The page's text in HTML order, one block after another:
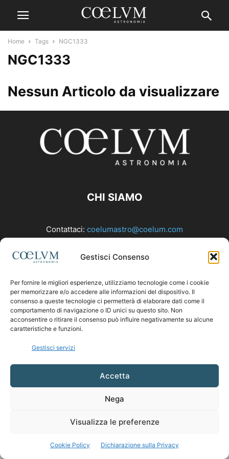
Gestisci Consenso
Per fornire le migliori esperienze, utilizziamo tecnologie come i cookie
per memorizzare e/o accedere alle informazioni del dispositivo. Il
consenso a queste tecnologie ci permetterà di elaborare dati come il
comportamento di navigazione o ID unici su questo sito. Non
acconsentire o ritirare il consenso può influire negativamente su alcune
caratteristiche e funzioni.
Gestisci servizi
Accetta
Nega
Visualizza le preferenze
Cookie Policy Dichiarazione sulla Privacy
Home Tags NGC1333
NGC1333
Nessun Articolo da visualizzare
CHI SIAMO
Contattaci: coelumastro@coelum.com
SEGUICI